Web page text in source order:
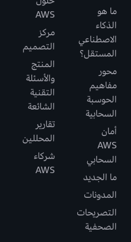
ما هو
الذكاء
الاصطناعي
المستقل؟
محور
مفاهيم
الحوسبة
السحابية
أمان
AWS
السحابي
ما الجديد
المدونات
التصريحات
الصحفية
AWS
مركز
التصميم
المنتج
والأسئلة
التقنية
الشائعة
تقارير
المحللين
شركاء
AWS